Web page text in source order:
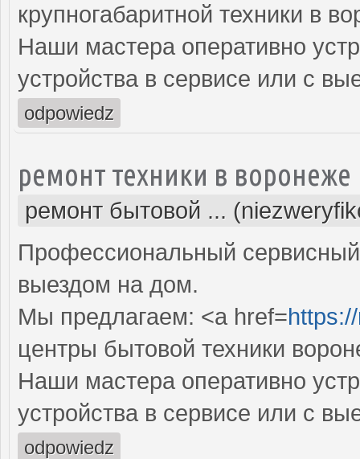
крупногабаритной техники в
Наши мастера оперативно
устройства в сервисе или с
odpowiedz
ремонт техники в воронеже
ремонт бытовой ...
Профессиональный
выездом на дом.
Мы предлагаем: <a href=
центры бытовой техники
Наши мастера оперативно
устройства в сервисе или с
odpowiedz